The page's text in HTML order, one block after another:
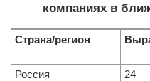
компаниях в
Страна/регион
Россия 24